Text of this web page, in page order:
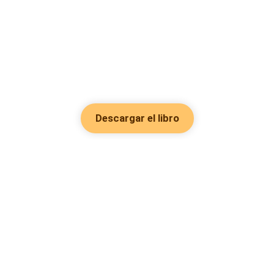
Descargar el libro